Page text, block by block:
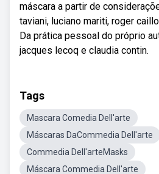
máscara a partir de
taviani, luciano mariti, roger
Da prática pessoal do próprio
jacques lecoq e claudia contin.
Tags
Mascara Comedia Dell'arte
Máscaras DaCommedia Dell'arte
Commedia Dell'arteMasks
Máscara Commedia Dell'arte